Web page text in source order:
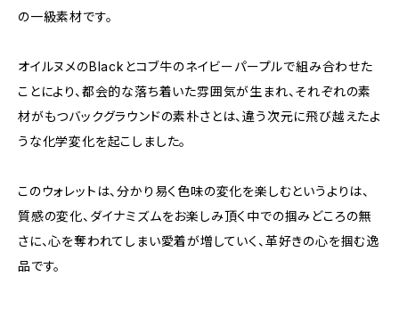
の一級素材です。
オイルヌメのBlackとコブ牛のネイビーパープルで組み合わせた
ことにより、都会的な落ち着いた雰囲気が生まれ、それぞれの素
材がもつバックグラウンドの素朴さとは、違う次元に飛び越えたよ
うな化学変化を起こしました。
このウォレットは、分かり易く色味の変化を楽しむというよりは、
質感の変化、ダイナミズムをお楽しみ頂く中での掴みどころの無
さに、心を奪われてしまい愛着が増していく、革好きの心を掴む逸
品です。